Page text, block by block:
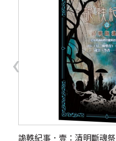
詭軼紀事．壹：清明斷魂祭
‹